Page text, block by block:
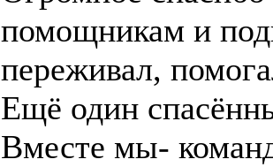
помощникам и
переживал,
Ещё один
Вместе мы-